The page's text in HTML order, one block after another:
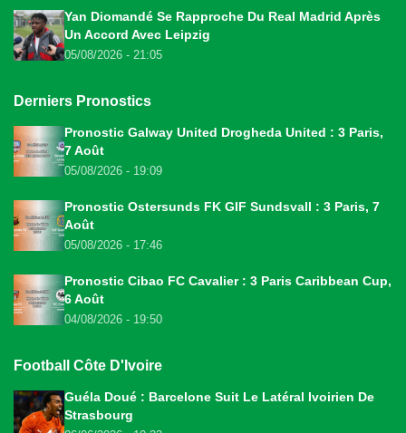
Yan Diomandé Se Rapproche Du Real Madrid Après
Un Accord Avec Leipzig
05/08/2026 - 21:05
Derniers Pronostics
Pronostic Galway United Drogheda United : 3 Paris,
7 Août
05/08/2026 - 19:09
Pronostic Ostersunds FK GIF Sundsvall : 3 Paris, 7
Août
05/08/2026 - 17:46
Pronostic Cibao FC Cavalier : 3 Paris Caribbean Cup,
6 Août
04/08/2026 - 19:50
Football Côte D'Ivoire
Guéla Doué : Barcelone Suit Le Latéral Ivoirien De
Strasbourg